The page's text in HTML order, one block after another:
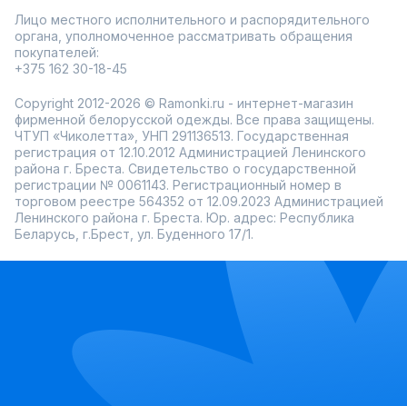
Лицо местного исполнительного и распорядительного
органа, уполномоченное рассматривать обращения
покупателей:
+375 162 30-18-45
Copyright 2012-2026 © Ramonki.ru - интернет-магазин
фирменной белорусской одежды. Все права защищены.
ЧТУП «Чиколетта», УНП 291136513. Государственная
регистрация от 12.10.2012 Администрацией Ленинского
района г. Бреста. Свидетельство о государственной
регистрации № 0061143. Регистрационный номер в
торговом реестре 564352 от 12.09.2023 Администрацией
Ленинского района г. Бреста. Юр. адрес: Республика
Беларусь, г.Брест, ул. Буденного 17/1.